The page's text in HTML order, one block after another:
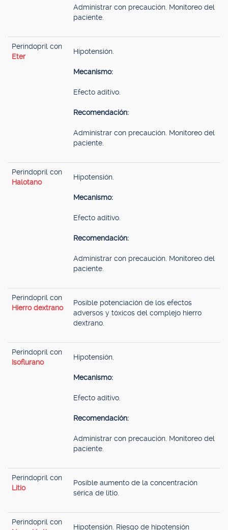
Administrar con precaución. Monitoreo del
paciente.
Perindopril con
Eter
Hipotensión.
Mecanismo:
Efecto aditivo.
Recomendación:
Administrar con precaución. Monitoreo del
paciente.
Perindopril con
Halotano
Hipotensión.
Mecanismo:
Efecto aditivo.
Recomendación:
Administrar con precaución. Monitoreo del
paciente.
Perindopril con
Hierro dextrano
Posible potenciación de los efectos
adversos y tóxicos del complejo hierro
dextrano.
Perindopril con
Isoflurano
Hipotensión.
Mecanismo:
Efecto aditivo.
Recomendación:
Administrar con precaución. Monitoreo del
paciente.
Perindopril con
Litio
Posible aumento de la concentración
sérica de litio.
Perindopril con
Hipotensión. Riesgo de hipotensión